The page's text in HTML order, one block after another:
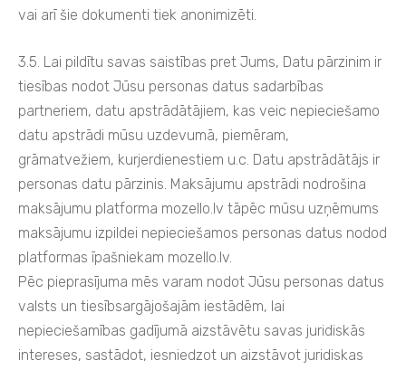
vai arī šie dokumenti tiek anonimizēti.
3.5. Lai pildītu savas saistības pret Jums, Datu pārzinim ir
tiesības nodot Jūsu personas datus sadarbības
partneriem, datu apstrādātājiem, kas veic nepieciešamo
datu apstrādi mūsu uzdevumā, piemēram,
grāmatvežiem, kurjerdienestiem u.c. Datu apstrādātājs ir
personas datu pārzinis. Maksājumu apstrādi nodrošina
maksājumu platforma mozello.lv tāpēc mūsu uzņēmums
maksājumu izpildei nepieciešamos personas datus nodod
platformas īpašniekam mozello.lv.
Pēc pieprasījuma mēs varam nodot Jūsu personas datus
valsts un tiesībsargājošajām iestādēm, lai
nepieciešamības gadījumā aizstāvētu savas juridiskās
intereses, sastādot, iesniedzot un aizstāvot juridiskas